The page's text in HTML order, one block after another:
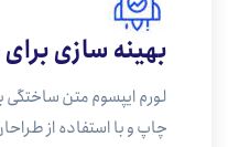
بهینه سازی
لورم ایپسوم متن ساختگی
چاپ و با استفاده از